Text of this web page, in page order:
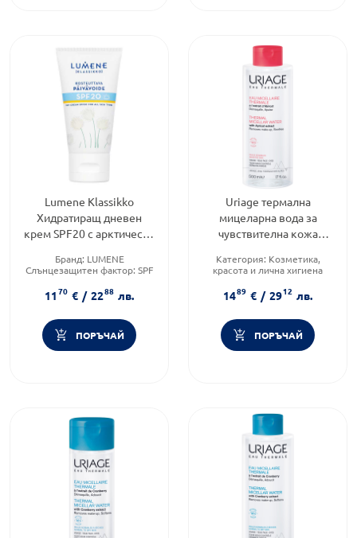
Lumene Klassikko
Хидратиращ дневен
крем SPF20 с арктическа
Бранд: LUMENE
Слънцезащитен фактор: SPF
Форма на продукта:крем
1170 € / 2288 лв.
ПОРЪЧАЙ
Uriage термална
мицеларна вода за
чувствителна кожа
Категория: Козметика,
красота и лична хигиена
Дермокозметика
Форма на продукта:
1489 € / 2912 лв.
ПОРЪЧАЙ